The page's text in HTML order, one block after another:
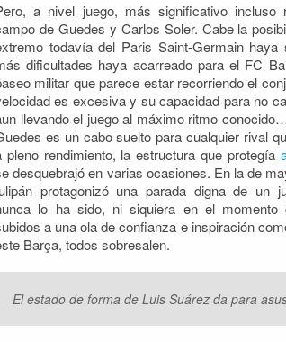
a nivel juego, más significativo incluso
de Guedes y Carlos Soler. Cabe la
todavía del Paris Saint-Germain haya
dificultades haya acarreado para el FC
militar que parece estar recorriendo el
es excesiva y su capacidad para no
llevando el juego al máximo ritmo
es un cabo suelto para cualquier rival
pleno rendimiento, la estructura que protegía
desquebrajó en varias ocasiones. En la de
protagonizó una parada digna de un
lo ha sido, ni siquiera en el momento
a una ola de confianza e inspiración
Barça, todos sobresalen.
El estado de forma de Luis Suárez da para